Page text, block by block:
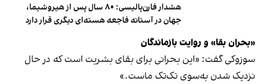
هشدار فارن‌پالیسی: ۸۰ سال پس از هیروشیما،
جهان در آستانه فاجعه هسته‌ای دیگری قرار دارد
«بحران بقا» و روایت بازماندگان
سوزوکی گفت: «این بحرانی برای بقای بشریت است که در حال
نزدیک شدن به‌سوی تک‌تک ماست.»